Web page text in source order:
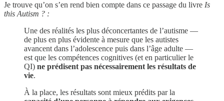
Je trouve qu’on s’en rend bien compte dans ce passage du livre Is
this Autism ? :
Une des réalités les plus déconcertantes de l’autisme —
de plus en plus évidente à mesure que les autistes
avancent dans l’adolescence puis dans l’âge adulte —
est que les compétences cognitives (et en particulier le
QI) ne prédisent pas nécessairement les résultats de
vie.
À la place, les résultats sont mieux prédits par la